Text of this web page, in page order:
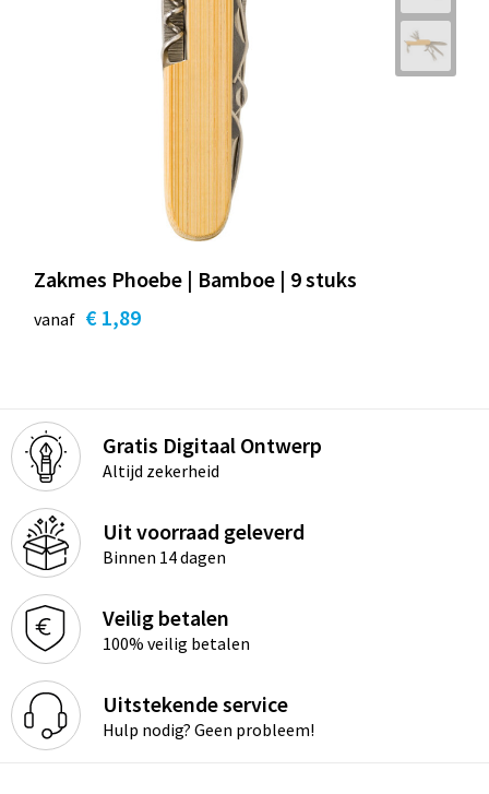
Zakmes Phoebe | Bamboe | 9 stuks
vanaf € 1,89
Gratis Digitaal Ontwerp
Altijd zekerheid
Uit voorraad geleverd
Binnen 14 dagen
Veilig betalen
100% veilig betalen
Uitstekende service
Hulp nodig? Geen probleem!